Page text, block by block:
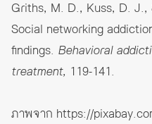
Griths, M. D., Kuss, D.
Social networking
findings. Behavioral
treatment, 119-141.
ภาพจาก https://